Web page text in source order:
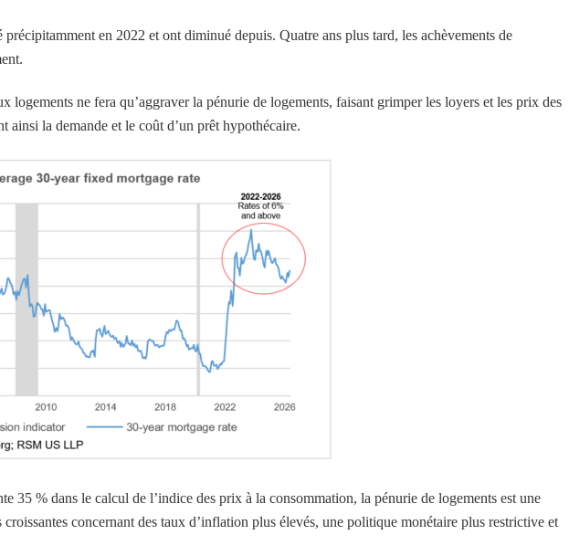
en 2022 et ont diminué depuis. Quatre ans plus tard, les achèvements de
logements ne fera qu’aggraver la pénurie de logements, faisant grimper les loyers et les prix des
ainsi la demande et le coût d’un prêt hypothécaire.
35 % dans le calcul de l’indice des prix à la consommation, la pénurie de logements est une
concernant des taux d’inflation plus élevés, une politique monétaire plus restrictive et